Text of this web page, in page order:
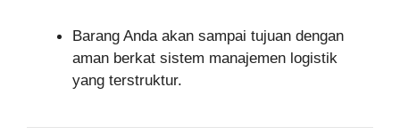
Barang Anda akan sampai tujuan dengan
aman berkat sistem manajemen logistik
yang terstruktur.